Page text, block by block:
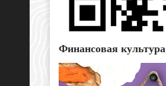
Финансовая культура